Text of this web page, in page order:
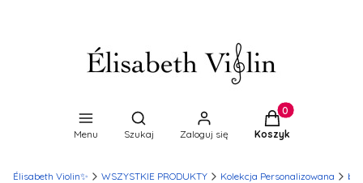
Menu
Otwórz wyszukiwarkę
Szukaj Zaloguj się
Produkty w
Koszyk
Élisabeth Violin✨ WSZYSTKIE PRODUKTY Kolekcja Personalizowana